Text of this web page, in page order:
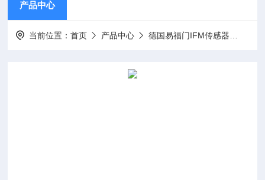
产品中心
当前位置：首页 产品中心 德国易福门IFM传感器